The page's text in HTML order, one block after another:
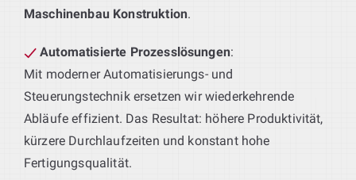
Maschinenbau Konstruktion.
Automatisierte Prozesslösungen:
Mit moderner Automatisierungs- und
Steuerungstechnik ersetzen wir wiederkehrende
Abläufe effizient. Das Resultat: höhere Produktivität,
kürzere Durchlaufzeiten und konstant hohe
Fertigungsqualität.